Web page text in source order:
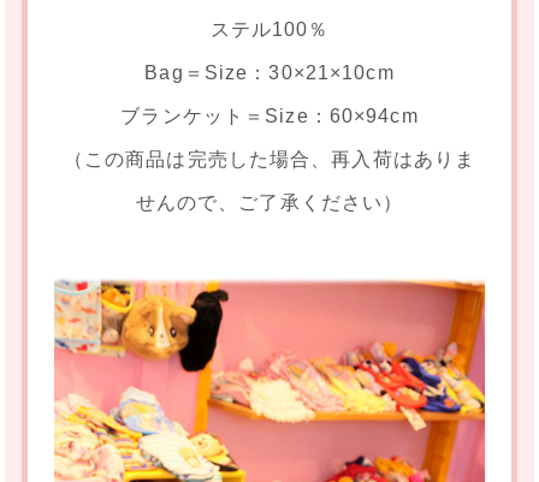
ステル100％
Bag＝Size：30×21×10cm
ブランケット＝Size：60×94cm
（この商品は完売した場合、再入荷はありま
せんので、ご了承ください）